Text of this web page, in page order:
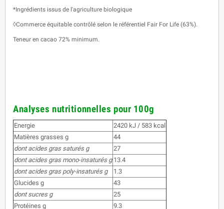
*Ingrédients issus de l'agriculture biologique
◊Commerce équitable contrôlé selon le référentiel Fair For Life (63%).
Teneur en cacao 72% minimum.
Analyses nutritionnelles pour 100g
Energie
2420 kJ / 583 kcal
Matières grasses g
44
dont acides gras saturés g
27
dont acides gras mono-insaturés g 13.4
dont acides gras poly-insaturés g
1.3
Glucides g
43
dont sucres g
25
Protéines g
9.3